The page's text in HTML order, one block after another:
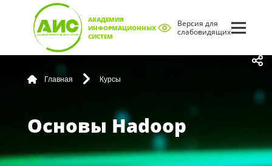
АКАДЕМИЯ
ИНФОРМАЦИОННЫХ
СИСТЕМ
Версия для
слабовидящих
Главная Курсы
Основы Hadoop